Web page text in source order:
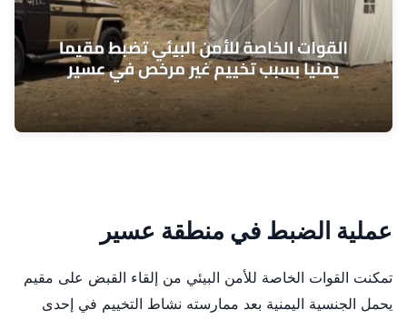
عملية الضبط في منطقة عسير
تمكنت القوات الخاصة للأمن البيئي من إلقاء القبض على مقيم
يحمل الجنسية اليمنية بعد ممارسته نشاط التخييم في إحدى